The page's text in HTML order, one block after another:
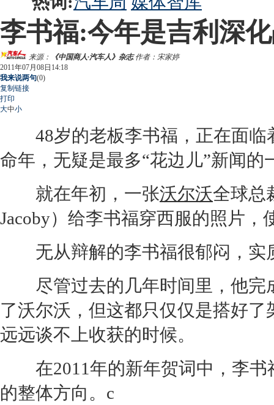
李书福:今年是吉利深
来源： 《中国商人·汽车人》杂志作者：宋家婷
2011年07月08日14:18
我来说两句(0)
复制链接
打印
大中小
48岁的老板李书福，正在面临
命年，无疑是最多“花边儿”新闻的
就在年初，一张沃尔沃全球总
Jacoby）给李书福穿西服的照片
无从辩解的李书福很郁闷，实
尽管过去的几年时间里，他完
了沃尔沃 ，但这都只仅仅是搭好
远远谈不上收获的时候。
在2011年的新年贺词中，李书
的整体方向。c